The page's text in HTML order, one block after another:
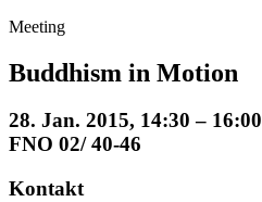
Meeting
Buddhism in Motion
28. Jan. 2015, 14:30 – 16:00
FNO 02/ 40-46
Kontakt